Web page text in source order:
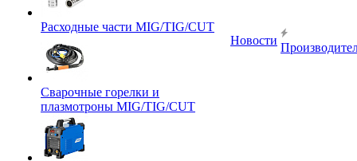
Расходные части MIG/TIG/CUT
Сварочные горелки и
плазмотроны MIG/TIG/CUT
Новости